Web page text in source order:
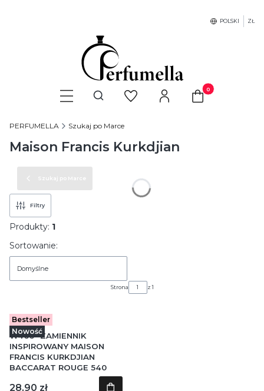
POLSKI ZŁ
Otwórz wyszukiwarkę Produkty w
PERFUMELLA Szukaj po Marce
Maison Francis Kurkdjian
Szukaj po Marce
Filtry
Produkty: 1
Lista produktów
Sortowanie:
Domyślne
Strona z 1
Bestseller
Nowość
Kod produktu
W466
W466- ZAMIENNIK
INSPIROWANY MAISON
FRANCIS KURKDJIAN
BACCARAT ROUGE 540
Cena
28,90 zł